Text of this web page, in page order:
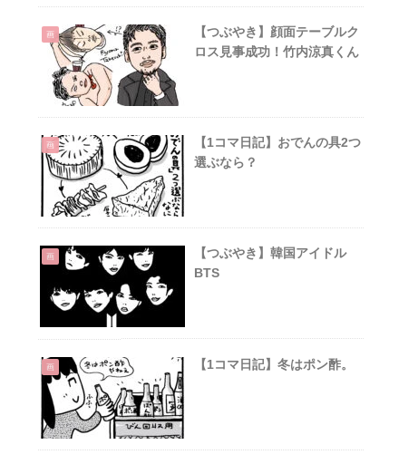
画
【つぶやき】顔面テーブルク
ロス見事成功！竹内涼真くん
画
【1コマ日記】おでんの具2つ
選ぶなら？
画
【つぶやき】韓国アイドル
BTS
画 【1コマ日記】冬はポン酢。